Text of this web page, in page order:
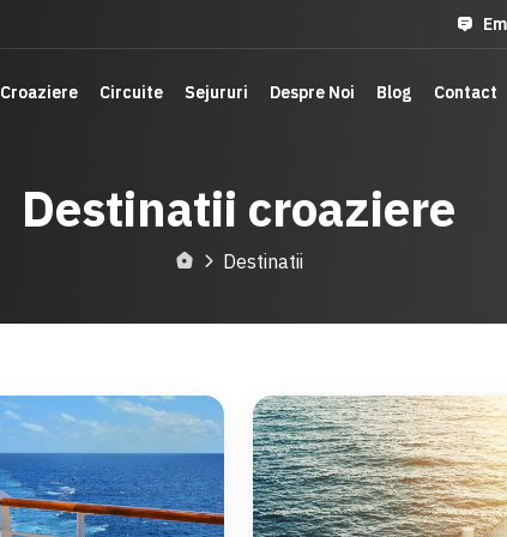
Croaziere Circuite Sejururi Despre Noi Blog Contact
Croaziere Circuite Sejururi Despre Noi Blog Contact
Destinatii croaziere
Destinatii